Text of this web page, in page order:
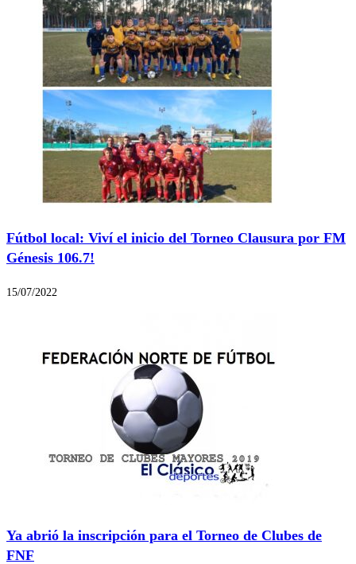
Fútbol local: Viví el inicio del Torneo Clausura por FM
Génesis 106.7!
15/07/2022
Ya abrió la inscripción para el Torneo de Clubes de
FNF